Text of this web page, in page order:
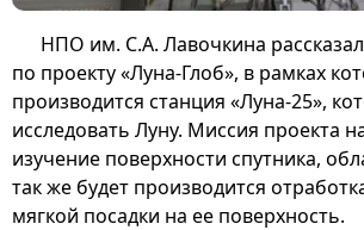
НПО им. С.А. Лавочкина
по проекту «Луна-Глоб», в рамках
производится станция «Луна-25»,
исследовать Луну. Миссия проекта
изучение поверхности спутника,
так же будет производится
мягкой посадки на ее поверхность.